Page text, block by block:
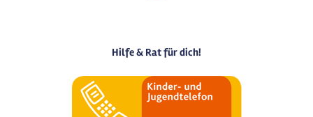
Hilfe & Rat für dich!